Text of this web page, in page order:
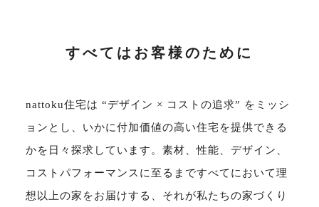
すべてはお客様のために
nattoku住宅は “デザイン × コストの追求” をミッシ
ョンとし、いかに付加価値の高い住宅を提供できる
かを日々探求しています。素材、性能、デザイン、
コストパフォーマンスに至るまですべてにおいて理
想以上の家をお届けする、それが私たちの家づくり